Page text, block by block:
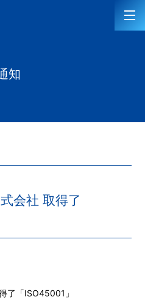
知
会社 取得了
了「ISO45001」